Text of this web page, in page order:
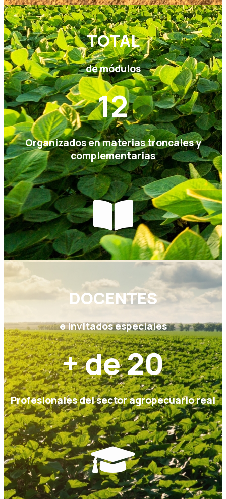
TOTAL
de módulos
12
Organizados en materias troncales y
complementarias
DOCENTES
e invitados especiales
+ de 20
Profesionales del sector agropecuario real